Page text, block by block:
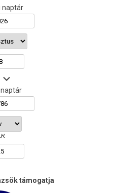
naptár
naptár
támogatja